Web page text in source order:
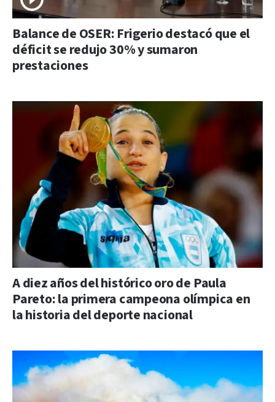
Balance de OSER: Frigerio destacó que el
déficit se redujo 30% y sumaron
prestaciones
A diez años del histórico oro de Paula
Pareto: la primera campeona olímpica en
la historia del deporte nacional